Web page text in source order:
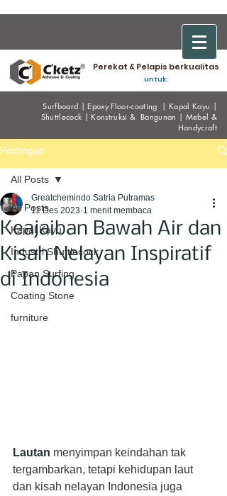
Perekat & Pelapis berkualitas
untuk:
Surfboard |EpoxyFloor-coating |Kapal Kayu |
Shuttlecock |Konstruksi & Bangunan | Mebel &
Handycraft
Postingan
All Posts
Kapal Kayu
Industri Shuttlecock
Papan Surfing
Coating Stone
furniture
All Posts
Keajaiban Bawah Air dan
Kisah Nelayan Inspiratif
di Indonesia
Greatchemindo Satria Putramas
11 Des 2023 1 menit membaca
Lautan menyimpan keindahan tak
tergambarkan, tetapi kehidupan laut
dan kisah nelayan Indonesia juga